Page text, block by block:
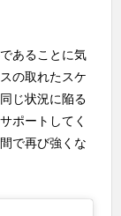
あることに気
の取れたスケ
じ状況に陥る
ポートしてく
で再び強くな